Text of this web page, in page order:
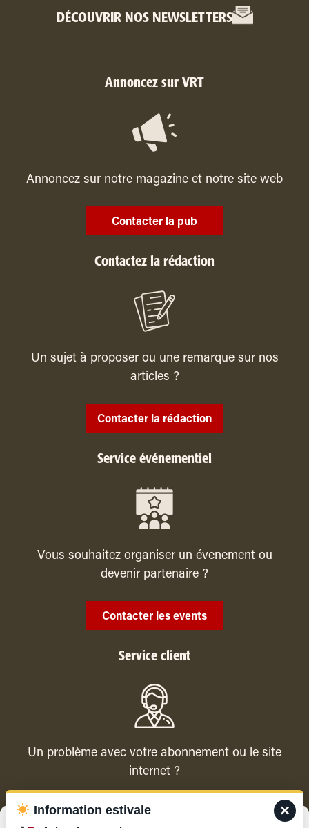
DÉCOUVRIR NOS NEWSLETTERS
Annoncez sur VRT
Annoncez sur notre magazine et notre site web
Contacter la pub
Contactez la rédaction
Un sujet à proposer ou une remarque sur nos
articles ?
Contacter la rédaction
Service événementiel
Vous souhaitez organiser un évenement ou
devenir partenaire ?
Contacter les events
Service client
Un problème avec votre abonnement ou le site
internet ?
Contacter le service client ×
Information estivale